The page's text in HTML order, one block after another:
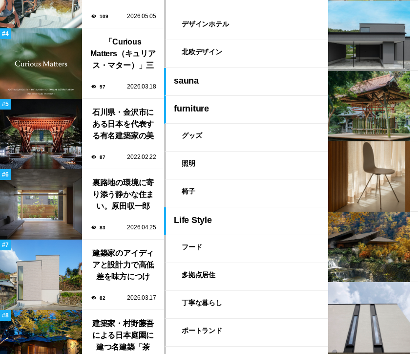
き方
109 2026.05.05
「Curious
Matters（キュリア
ス・マター）」三
ティック・キュリ
グ。ミラノデザイ
ンウィーク2026で
初出展
97 2026.03.18
石川県・金沢市に
ある日本を代表す
る有名建築家の美
87 2022.02.22
裏路地の環境に寄
り添う静かな住ま
い。原田収一郎
手がけた「裏路地
83 2026.04.25
建築家のアイディ
アと設計力で高低
差を味方につけ
族の住まい「塔の
82 2026.03.17
建築家・村野藤吾
による日本庭園に
建つ名建築「茶
デザインホテル
北欧デザイン
sauna
furniture
グッズ
照明
椅子
Life Style
フード
多拠点居住
丁寧な暮らし
ポートランド